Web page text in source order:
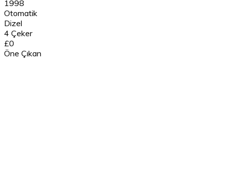
1998
Otomatik
Dizel
4 Çeker
£0
Öne Çıkan